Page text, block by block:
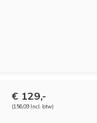
€ 129,-
(156,09 Incl. btw)